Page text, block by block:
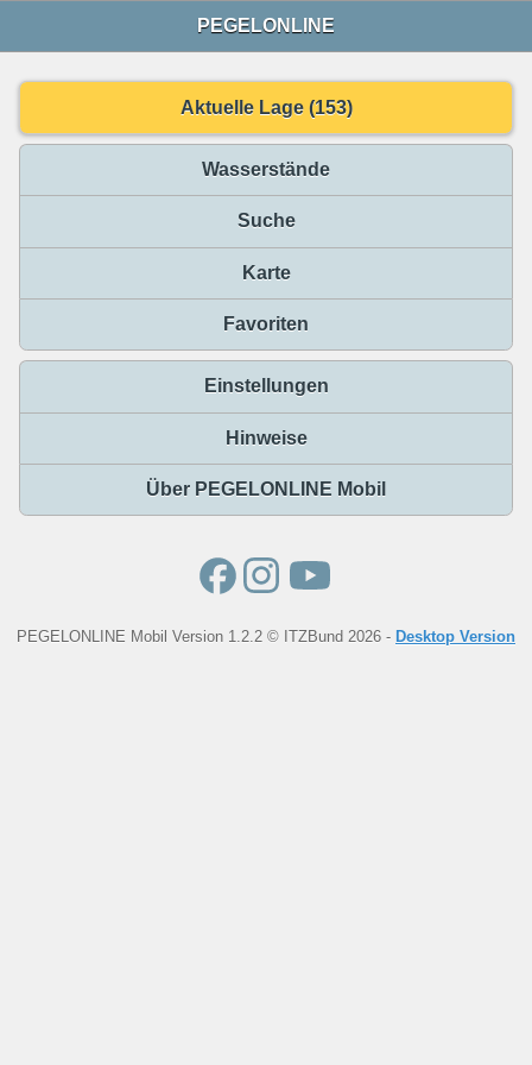
PEGELONLINE
Aktuelle Lage (153)
Wasserstände
Suche
Karte
Favoriten
Einstellungen
Hinweise
Über PEGELONLINE Mobil
PEGELONLINE Mobil Version 1.2.2 © ITZBund 2026 - Desktop Version